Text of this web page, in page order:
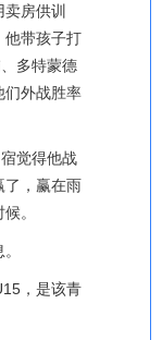
房供训
他带孩子打
多特蒙德
们外战胜率
觉得他战
了，赢在雨
。
，是该青